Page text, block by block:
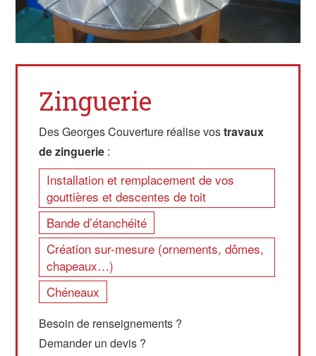
Zinguerie
Des Georges Couverture réalise vostravaux
de zinguerie :
Installation et remplacement de vos
gouttières et descentes de toit
Bande d’étanchéité
Création sur-mesure (ornements, dômes,
chapeaux…)
Chéneaux
Besoin de renseignements ?
Demander un devis ?